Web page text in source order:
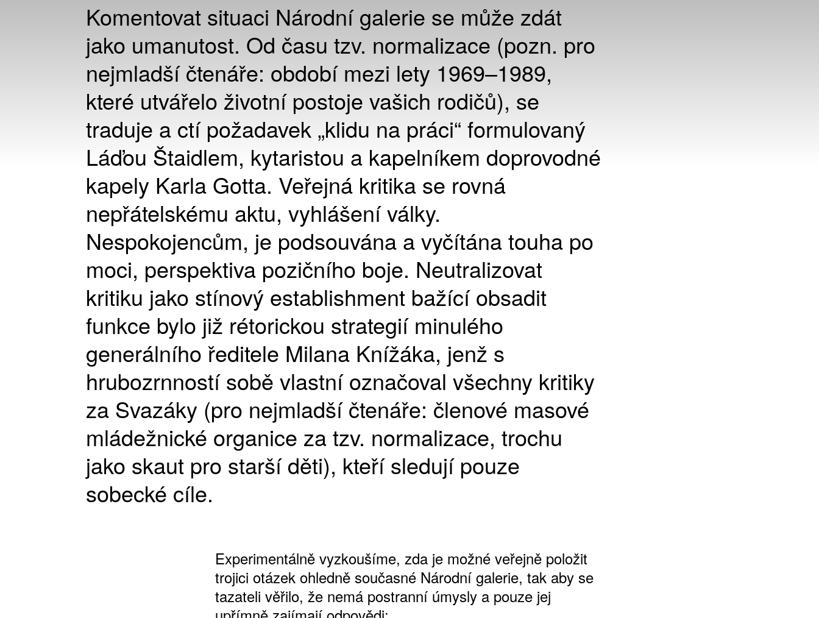
Komentovat situaci Národní galerie se může zdát
jako umanutost. Od času tzv. normalizace (pozn. pro
nejmladší čtenáře: období mezi lety 1969–1989,
které utvářelo životní postoje vašich rodičů), se
traduje a ctí požadavek „klidu na práci“ formulovaný
Láďou Štaidlem, kytaristou a kapelníkem doprovodné
kapely Karla Gotta. Veřejná kritika se rovná
nepřátelskému aktu, vyhlášení války.
Nespokojencům, je podsouvána a vyčítána touha po
moci, perspektiva pozičního boje. Neutralizovat
kritiku jako stínový establishment bažící obsadit
funkce bylo již rétorickou strategií minulého
generálního ředitele Milana Knížáka, jenž s
hrubozrnností sobě vlastní označoval všechny kritiky
za Svazáky (pro nejmladší čtenáře: členové masové
mládežnické organice za tzv. normalizace, trochu
jako skaut pro starší děti), kteří sledují pouze
sobecké cíle.
Experimentálně vyzkoušíme, zda je možné veřejně položit
trojici otázek ohledně současné Národní galerie, tak aby se
tazateli věřilo, že nemá postranní úmysly a pouze jej